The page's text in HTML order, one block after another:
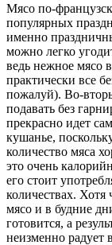
Мясо по-
популярных
именно
можно легко
ведь нежное мясо
практически все
пожалуй). Во-
подавать без
прекрасно идет
кушанье,
количество мяса
это очень
его стоит
количествах. Хотя
мясо и в будние
готовится, а
неизменно радует